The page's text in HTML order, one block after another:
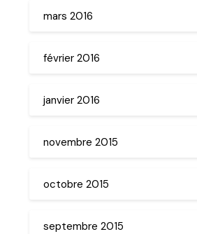
mars 2016
février 2016
janvier 2016
novembre 2015
octobre 2015
septembre 2015